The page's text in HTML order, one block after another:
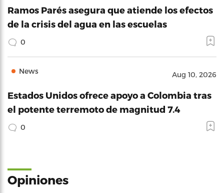
Ramos Parés asegura que atiende los efectos
de la crisis del agua en las escuelas
0
News Aug 10, 2026
Estados Unidos ofrece apoyo a Colombia tras
el potente terremoto de magnitud 7.4
0
Opiniones